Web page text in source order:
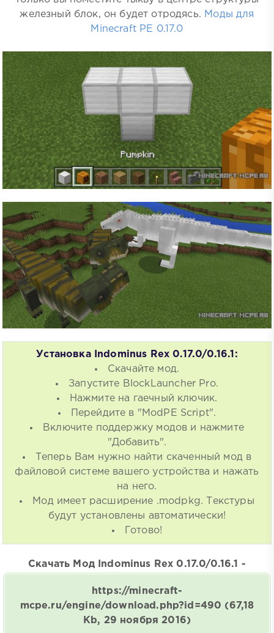
железный блок, он будет отродясь. Моды для
Minecraft PE 0.17.0
Установка Indominus Rex 0.17.0/0.16.1:
Скачайте мод.
Запустите BlockLauncher Pro.
Нажмите на гаечный ключик.
Перейдите в "ModPE Script".
Включите поддержку модов и нажмите
"Добавить".
Теперь Вам нужно найти скаченный мод в
файловой системе вашего устройства и нажать
на него.
Мод имеет расширение .modpkg. Текстуры
будут установлены автоматически!
Готово!
Скачать Мод Indominus Rex 0.17.0/0.16.1 -
https://minecraft-
mcpe.ru/engine/download.php?id=490 (67,18
Kb, 29 ноября 2016)